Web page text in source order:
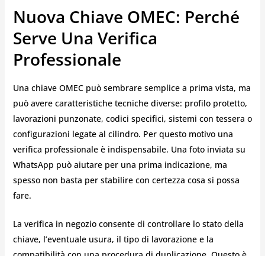
Nuova Chiave OMEC: Perché
Serve Una Verifica
Professionale
Una chiave OMEC può sembrare semplice a prima vista, ma
può avere caratteristiche tecniche diverse: profilo protetto,
lavorazioni punzonate, codici specifici, sistemi con tessera o
configurazioni legate al cilindro. Per questo motivo una
verifica professionale è indispensabile. Una foto inviata su
WhatsApp può aiutare per una prima indicazione, ma
spesso non basta per stabilire con certezza cosa si possa
fare.
La verifica in negozio consente di controllare lo stato della
chiave, l’eventuale usura, il tipo di lavorazione e la